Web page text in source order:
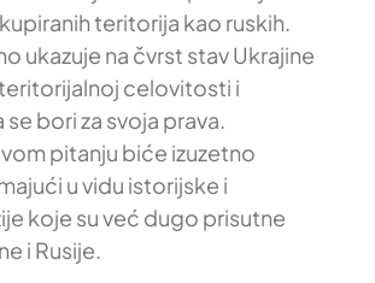
teritorija kao ruskih.
ukazuje na čvrst stav Ukrajine
celovitosti i
bori za svoja prava.
pitanju biće izuzetno
u vidu istorijske i
koje su već dugo prisutne
i Rusije.